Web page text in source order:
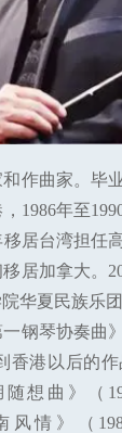
作曲家。毕
1986年至
居台湾担任
移居加拿大。
华夏民族乐团
钢琴协奏曲
香港以后的作
想曲》（
风情》（